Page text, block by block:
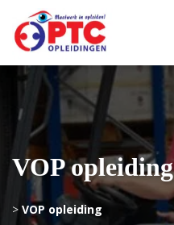
VOP opleiding
> VOP opleiding